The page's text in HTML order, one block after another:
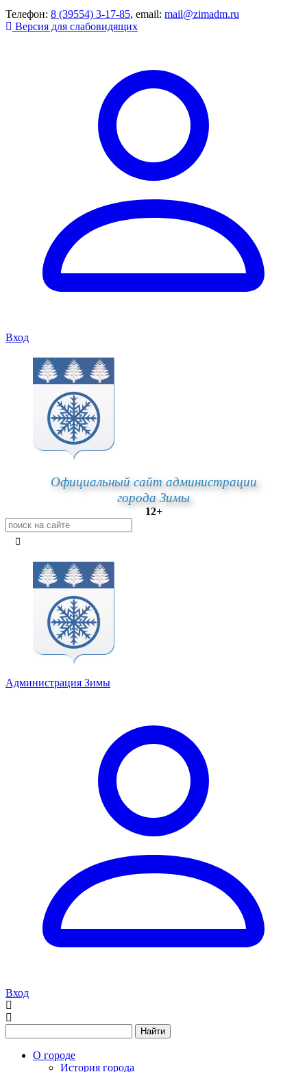
Телефон: 8 (39554) 3-17-85, email: mail@zimadm.ru
Версия для слабовидящих
Вход
Официальный сайт администрации
города Зимы
12+
Администрация Зимы
Вход
Найти
О городе
История города